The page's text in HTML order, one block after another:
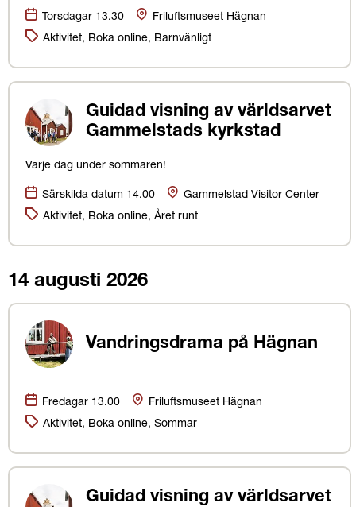
Datum:
Torsdagar 13.30 Plats
Friluftsmuseet Hägnan
Kategorier:
Aktivitet, Boka online, Barnvänligt
Guidad visning av världsarvet
Gammelstads kyrkstad
Varje dag under sommaren!
Datum:
Särskilda datum 14.00 Plats
Gammelstad Visitor Center
Kategorier:
Aktivitet, Boka online, Året runt
14 augusti 2026
Vandringsdrama på Hägnan
Datum:
Fredagar 13.00 Plats
Friluftsmuseet Hägnan
Kategorier:
Aktivitet, Boka online, Sommar
Guidad visning av världsarvet